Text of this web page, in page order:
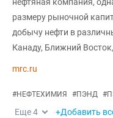
нефтяная компания,
размеру рыночной
добычу нефти в
Канаду, Ближний
mrc.ru
#НЕФТЕХИМИЯ #ПЭНД #
Еще4 +Добавить